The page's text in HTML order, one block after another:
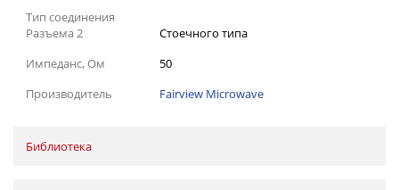
Тип соединения
Разъема 2
Стоечного типа
Импеданс, Ом
50
Производитель
Fairview Microwave
Библиотека